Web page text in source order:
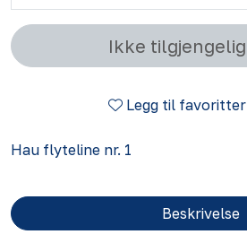
Ikke tilgjengelig
Legg til favoritter
Hau flyteline nr. 1
Beskrivelse